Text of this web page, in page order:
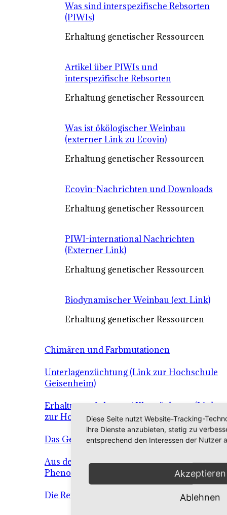
Was sind interspezifische Rebsorten
(PIWIs)
Erhaltung genetischer Ressourcen
Artikel über PIWIs und
interspezifische Rebsorten
Erhaltung genetischer Ressourcen
Was ist ökölogischer Weinbau
(externer Link zu Ecovin)
Erhaltung genetischer Ressourcen
Ecovin-Nachrichten und Downloads
Erhaltung genetischer Ressourcen
PIWI-international Nachrichten
(Externer Link)
Erhaltung genetischer Ressourcen
Biodynamischer Weinbau (ext. Link)
Erhaltung genetischer Ressourcen
Chimären und Farbmutationen
Unterlagenzüchtung (Link zur Hochschule
Geisenheim)
Erhaltungszüchtung / Klonzüchtung (Link
zur Hochschule Geisenheim)
Das Genom der Rebe
Aus der Forschung (externer Link:
Phenovines)
Die Reise in Innere der Rebe
Diese Seite nutzt Website-Tracking-
ihre Dienste anzubieten, stetig zu
entsprechend den Interessen der Nutzer
Akzeptieren
Ablehnen